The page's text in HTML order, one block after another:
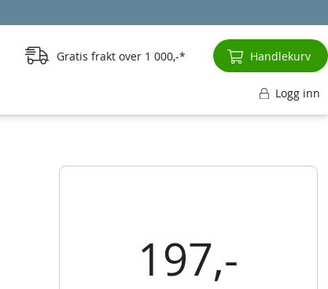
197,-
Gratis frakt over 1 000,- Handlekurv
Logg inn